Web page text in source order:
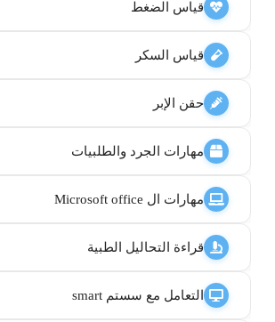
قياس الضغط
قياس السكر
حقن الإبر
مهارات الجرد والطلبيات
مهارات ال Microsoft office
قراءة التحاليل الطبية
التعامل مع سستم smart